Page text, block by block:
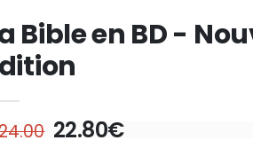
Bible en BD -
22.80€